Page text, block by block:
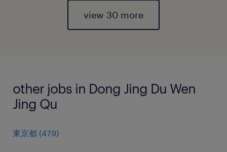
view 30 more
other jobs in Dong Jing Du Wen
Jing Qu
東京都 (479)